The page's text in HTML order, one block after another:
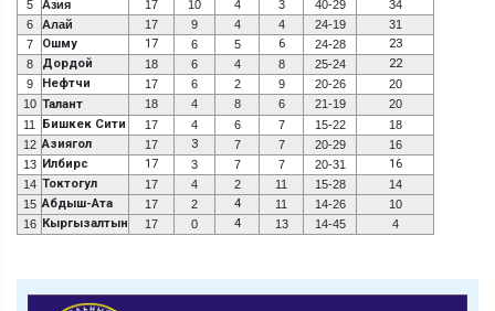
5 Азия 17 10 4 3 40-29
34
6
Алай 17 9 4 4 24-19
31
7
Ошму 17 6 5 6 24-28 23
8 Дордой 18 6 4 8 25-24 22
9 Нефтчи 17 6 2 9 20-26
20
10 Талант 18 4 8 6 21-19
20
11
Бишкек Сити 17 4 6 7 15-22
18
12 Азиягол 17 3 7 7 20-29
16
13 Илбирс 17 3 7 7 20-31 16
14 Токтогул 17 4 2 11 15-28
14
15 Абдыш-Ата 17 2 4 11 14-26
10
16 Кыргызалтын 17 0 4 13 14-45 4